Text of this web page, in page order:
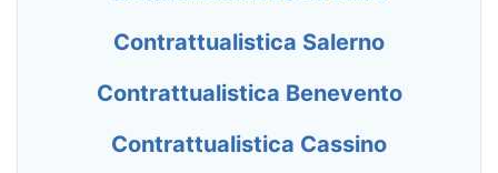
Contrattualistica Salerno
Contrattualistica Benevento
Contrattualistica Cassino